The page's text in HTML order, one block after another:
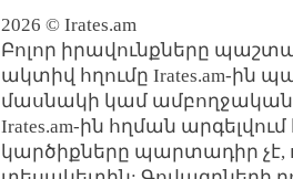
2026 © Irates.am
Բոլոր իրավունքները
ակտիվ հղումը Irates.am-ին
մասնակի կամ ամբողջական
Irates.am-ին հղման
կարծիքները պարտադիր չէ,